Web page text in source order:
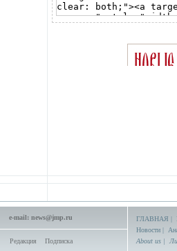
e-mail: news@jmp.ru
Редакция Подписка
ГЛАВНАЯ |
Новости |
About us |